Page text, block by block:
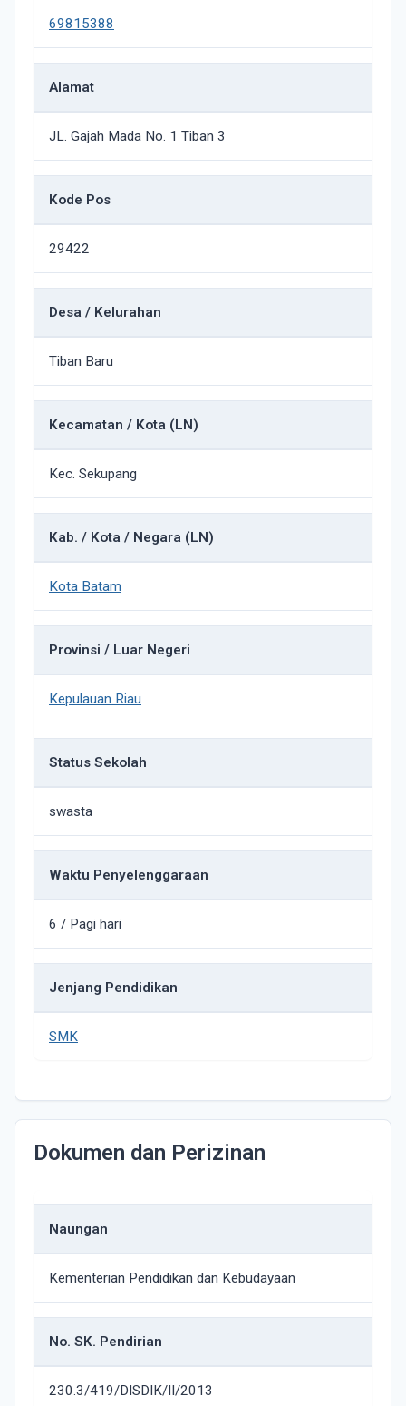
69815388
Alamat
JL. Gajah Mada No. 1 Tiban 3
Kode Pos
29422
Desa / Kelurahan
Tiban Baru
Kecamatan / Kota (LN)
Kec. Sekupang
Kab. / Kota / Negara (LN)
Kota Batam
Provinsi / Luar Negeri
Kepulauan Riau
Status Sekolah
swasta
Waktu Penyelenggaraan
6 / Pagi hari
Jenjang Pendidikan
SMK
Dokumen dan Perizinan
Naungan
Kementerian Pendidikan dan Kebudayaan
No. SK. Pendirian
230.3/419/DISDIK/II/2013